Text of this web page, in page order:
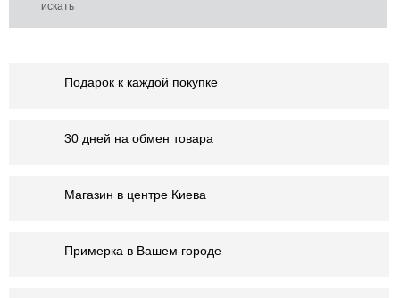
Подарок к каждой покупке
30 дней на обмен товара
Магазин в центре Киева
Примерка в Вашем городе